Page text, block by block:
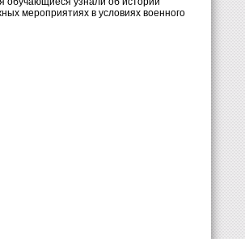
мероприятиях в условиях военного